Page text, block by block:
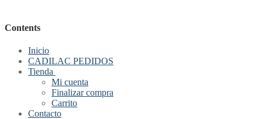
Contents
Inicio
CADILAC PEDIDOS
Tienda
Mi cuenta
Finalizar compra
Carrito
Contacto